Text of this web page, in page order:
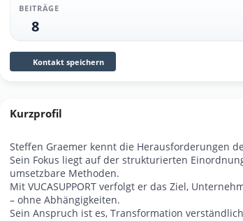
BEITRÄGE
8
Kontakt speichern
Kurzprofil
Steffen Graemer kennt die Herausforderungen
Sein Fokus liegt auf der strukturierten
umsetzbare Methoden.
Mit VUCASUPPORT verfolgt er das Ziel,
– ohne Abhängigkeiten.
Sein Anspruch ist es, Transformation